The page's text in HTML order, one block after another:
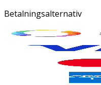
Betalningsalternativ